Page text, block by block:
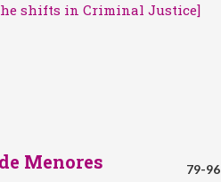
shifts in Criminal Justice]
Menores 79-96